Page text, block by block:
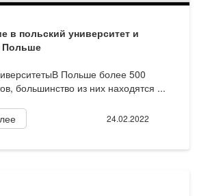
в польский университет и
Польше
Польше более 500
большинство из них находятся ...
24.02.2022